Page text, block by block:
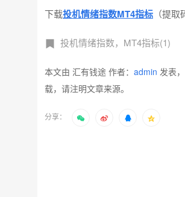
下载投机情绪指数MT4指标 （提取
投机情绪指数，MT4指标(1)
本文由 汇有钱途 作者： admin 发表
载，请注明文章来源。
分享：